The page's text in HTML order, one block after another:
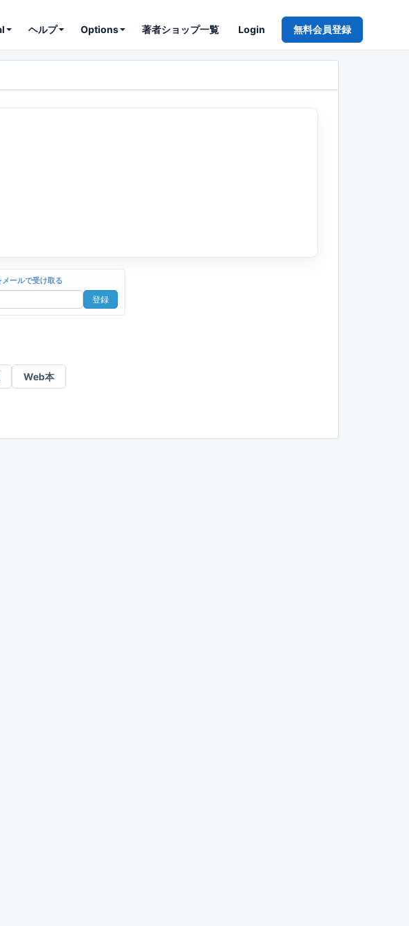
ヘルプ Options 著者ショップ一覧 Login 無料会員登録
ールで受け取る
登録
Web本